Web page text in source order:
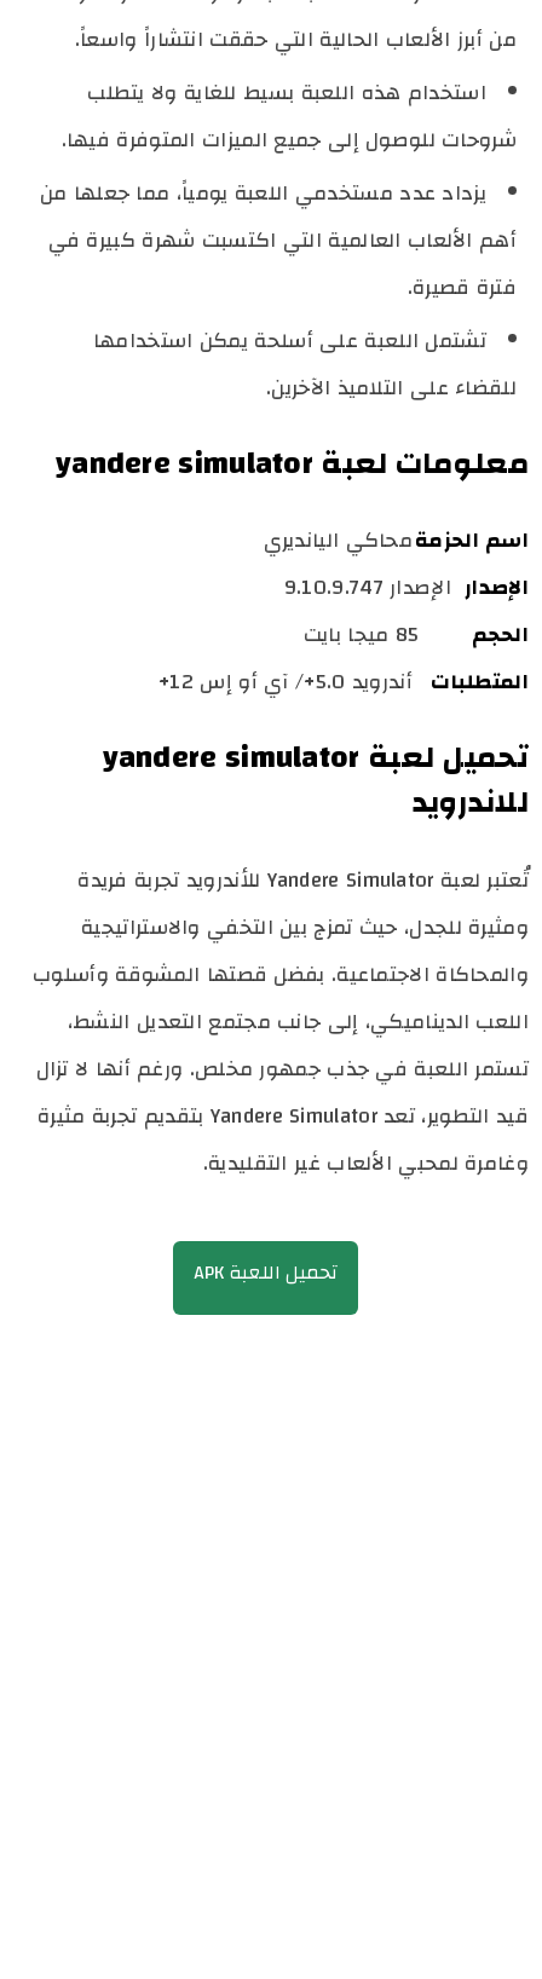
من أبرز الألعاب الحالية التي حققت انتشاراً واسعاً.
استخدام هذه اللعبة بسيط للغاية ولا يتطلب
شروحات للوصول إلى جميع الميزات المتوفرة فيها.
يزداد عدد مستخدمي اللعبة يومياً، مما جعلها من
أهم الألعاب العالمية التي اكتسبت شهرة كبيرة في
فترة قصيرة.
تشتمل اللعبة على أسلحة يمكن استخدامها
للقضاء على التلاميذ الآخرين.
معلومات لعبة yandere simulator
اسم الحزمةمحاكي اليانديري
الإصدار الإصدار 9.10.9.747
الحجم
85 ميجا بايت
المتطلبات أندرويد 5.0+/ آي أو إس 12+
تحميل لعبة yandere simulator
للاندرويد
تُعتبر لعبة Yandere Simulator للأندرويد تجربة فريدة
ومثيرة للجدل، حيث تمزج بين التخفي والاستراتيجية
والمحاكاة الاجتماعية. بفضل قصتها المشوقة وأسلوب
اللعب الديناميكي، إلى جانب مجتمع التعديل النشط،
تستمر اللعبة في جذب جمهور مخلص. ورغم أنها لا تزال
قيد التطوير، تعد Yandere Simulator بتقديم تجربة مثيرة
وغامرة لمحبي الألعاب غير التقليدية.
تحميل اللعبة APK